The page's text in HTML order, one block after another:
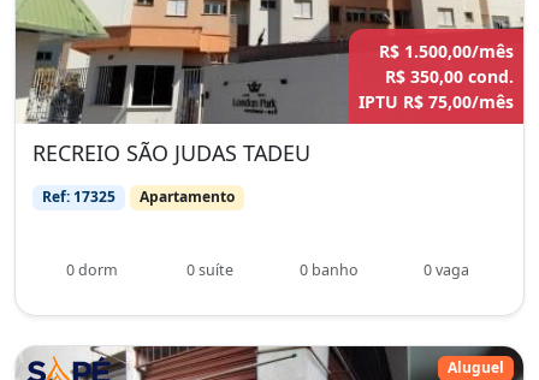
R$ 1.500,00/mês
R$ 350,00 cond.
IPTU R$ 75,00/mês
RECREIO SÃO JUDAS TADEU
Ref: 17325 Apartamento
0 dorm 0 suíte 0 banho 0 vaga
Aluguel